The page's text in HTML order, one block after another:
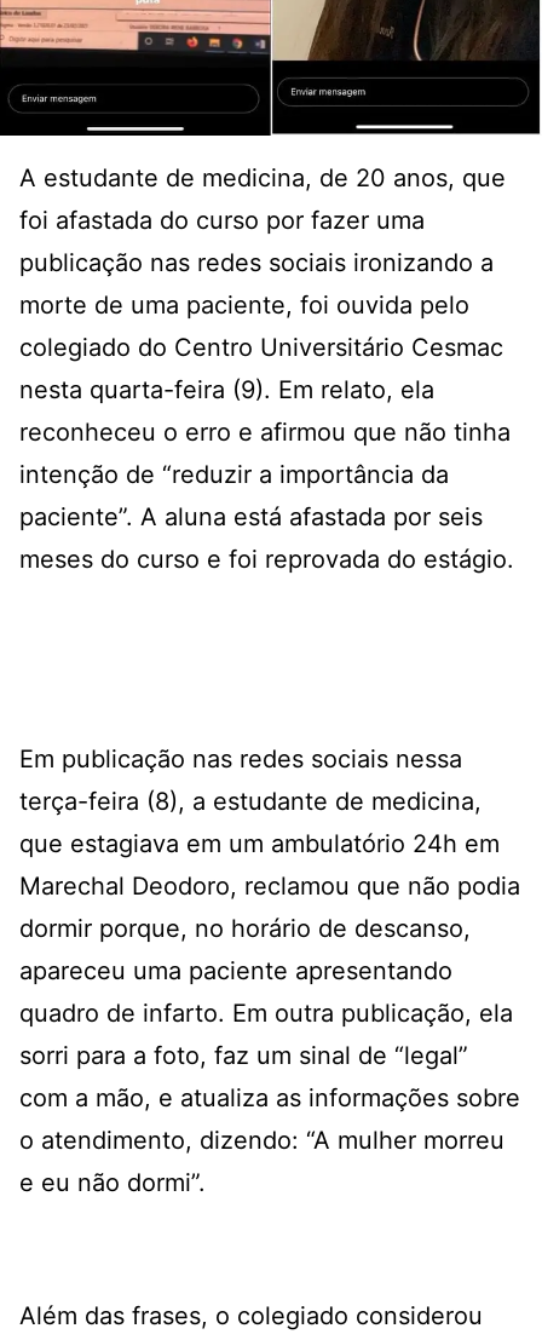
A estudante de medicina, de 20 anos, que
foi afastada do curso por fazer uma
publicação nas redes sociais ironizando a
morte de uma paciente, foi ouvida pelo
colegiado do Centro Universitário Cesmac
nesta quarta-feira (9). Em relato, ela
reconheceu o erro e afirmou que não tinha
intenção de “reduzir a importância da
paciente”. A aluna está afastada por seis
meses do curso e foi reprovada do estágio.
Em publicação nas redes sociais nessa
terça-feira (8), a estudante de medicina,
que estagiava em um ambulatório 24h em
Marechal Deodoro, reclamou que não podia
dormir porque, no horário de descanso,
apareceu uma paciente apresentando
quadro de infarto. Em outra publicação, ela
sorri para a foto, faz um sinal de “legal”
com a mão, e atualiza as informações sobre
o atendimento, dizendo: “A mulher morreu
e eu não dormi”.
Além das frases, o colegiado considerou